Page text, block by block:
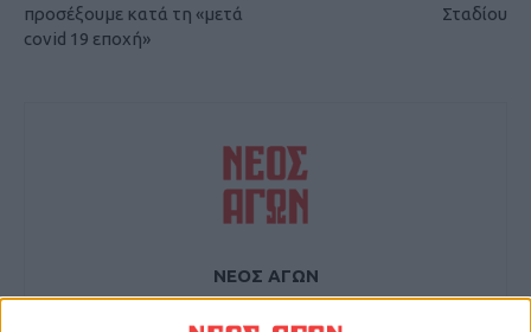
προσέξουμε κατά τη «μετά
covid 19 εποχή»
Σταδίου
ΝΕΟΣ ΑΓΩΝ